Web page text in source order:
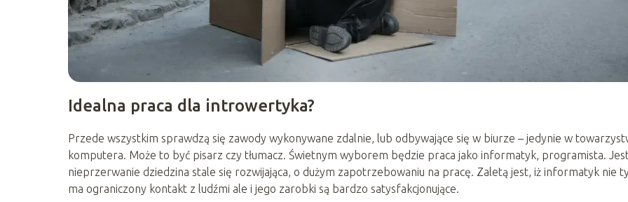
Idealna praca dla introwertyka?
Przede wszystkim sprawdzą się zawody wykonywane zdalnie, lub odbywające się w biurze – jedynie w
komputera. Może to być pisarz czy tłumacz. Świetnym wyborem będzie praca jako informatyk, programista.
nieprzerwanie dziedzina stale się rozwijająca, o dużym zapotrzebowaniu na pracę. Zaletą jest, iż informatyk nie
ma ograniczony kontakt z ludźmi ale i jego zarobki są bardzo satysfakcjonujące.